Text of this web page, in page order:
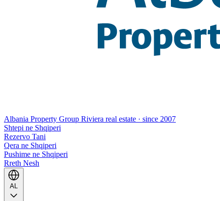
Albania Property Group Riviera real estate · since 2007
Shtepi ne Shqiperi
Rezervo Tani
Qera ne Shqiperi
Pushime ne Shqiperi
Rreth Nesh
AL